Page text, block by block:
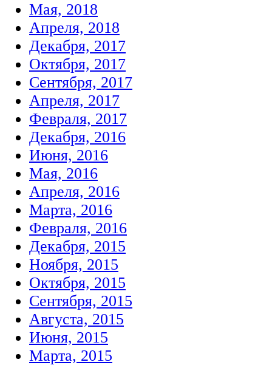
Мая, 2018
Апреля, 2018
Декабря, 2017
Октября, 2017
Сентября, 2017
Апреля, 2017
Февраля, 2017
Декабря, 2016
Июня, 2016
Мая, 2016
Апреля, 2016
Марта, 2016
Февраля, 2016
Декабря, 2015
Ноября, 2015
Октября, 2015
Сентября, 2015
Августа, 2015
Июня, 2015
Марта, 2015